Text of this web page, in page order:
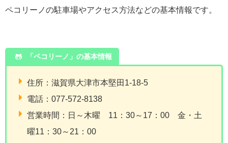
ペコリーノの駐車場やアクセス方法などの基本情報です。
「ペコリーノ」の基本情報
住所：滋賀県大津市本堅田1-18-5
電話：077-572-8138
営業時間：日～木曜 11：30～17：00 金・土
曜11：30～21：00